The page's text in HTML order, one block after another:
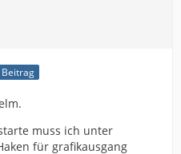
muss ich unter
für grafikausgang